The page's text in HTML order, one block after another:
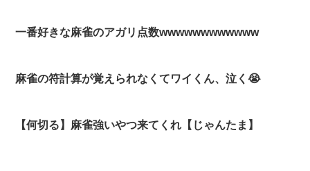
一番好きな麻雀のアガリ点数wwwwwwwwwwww
麻雀の符計算が覚えられなくてワイくん、泣く😭
【何切る】麻雀強いやつ来てくれ【じゃんたま】